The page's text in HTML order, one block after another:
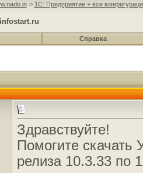
> 1C: Предприятие + все
Справка
Здравствуйте!
Помогите
релиза 10.3.33 по